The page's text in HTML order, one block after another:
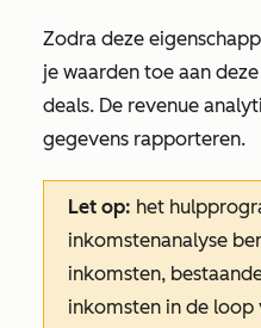
Zodra deze
je waarden toe aan
deals. De revenue
gegevens rapporteren.
Let op: het
inkomstenanalyse
inkomsten,
inkomsten in de